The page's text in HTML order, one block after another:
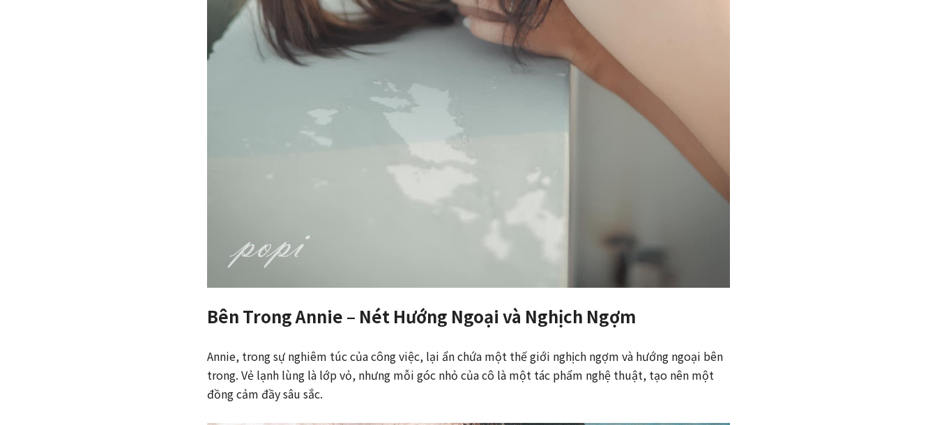
Bên Trong Annie – Nét Hướng Ngoại và Nghịch Ngợm
Annie, trong sự nghiêm túc của công việc, lại ẩn chứa một thế giới nghịch ngợm và hướng ngoại bên
trong. Vẻ lạnh lùng là lớp vỏ, nhưng mỗi góc nhỏ của cô là một tác phẩm nghệ thuật, tạo nên một
đồng cảm đầy sâu sắc.